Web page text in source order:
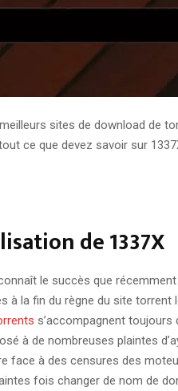
sites de download de
ce que devez savoir sur
de 1337X
le succès que
à la fin du règne du site torrent
s’accompagnent toujours
à de nombreuses plaintes
face à des censures des
fois changer de nom de